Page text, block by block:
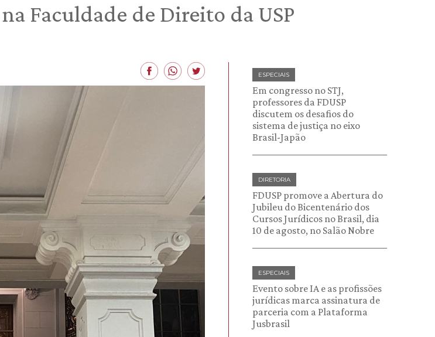
Faculdade de Direito da USP
ESPECIAIS
Em congresso no STJ,
professores da FDUSP
discutem os desafios do
sistema de justiça no eixo
Brasil-Japão
DIRETORIA
FDUSP promove a Abertura do
Jubileu do Bicentenário dos
Cursos Jurídicos no Brasil, dia
10 de agosto, no Salão Nobre
ESPECIAIS
Evento sobre IA e as profissões
jurídicas marca assinatura de
parceria com a Plataforma
Jusbrasil